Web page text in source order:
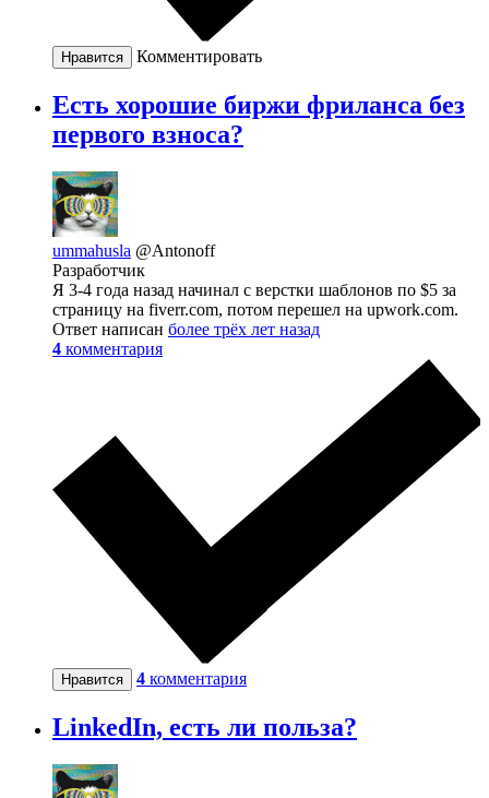
Нравится Комментировать
Есть хорошие биржи фриланса без
первого взноса?
ummahusla @Antonoff
Разработчик
Я 3-4 года назад начинал с верстки шаблонов по $5 за
страницу на fiverr.com, потом перешел на upwork.com.
Ответ написан более трёх лет назад
4 комментария
Нравится 4 комментария
LinkedIn, есть ли польза?